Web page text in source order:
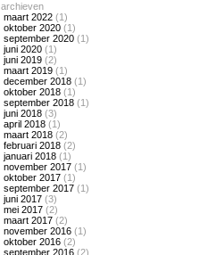
archieven
maart 2022 (1)
oktober 2020 (1)
september 2020 (1)
juni 2020 (1)
juni 2019 (2)
maart 2019 (1)
december 2018 (1)
oktober 2018 (1)
september 2018 (1)
juni 2018 (3)
april 2018 (1)
maart 2018 (2)
februari 2018 (2)
januari 2018 (1)
november 2017 (1)
oktober 2017 (1)
september 2017 (1)
juni 2017 (3)
mei 2017 (2)
maart 2017 (2)
november 2016 (1)
oktober 2016 (2)
september 2016 (2)